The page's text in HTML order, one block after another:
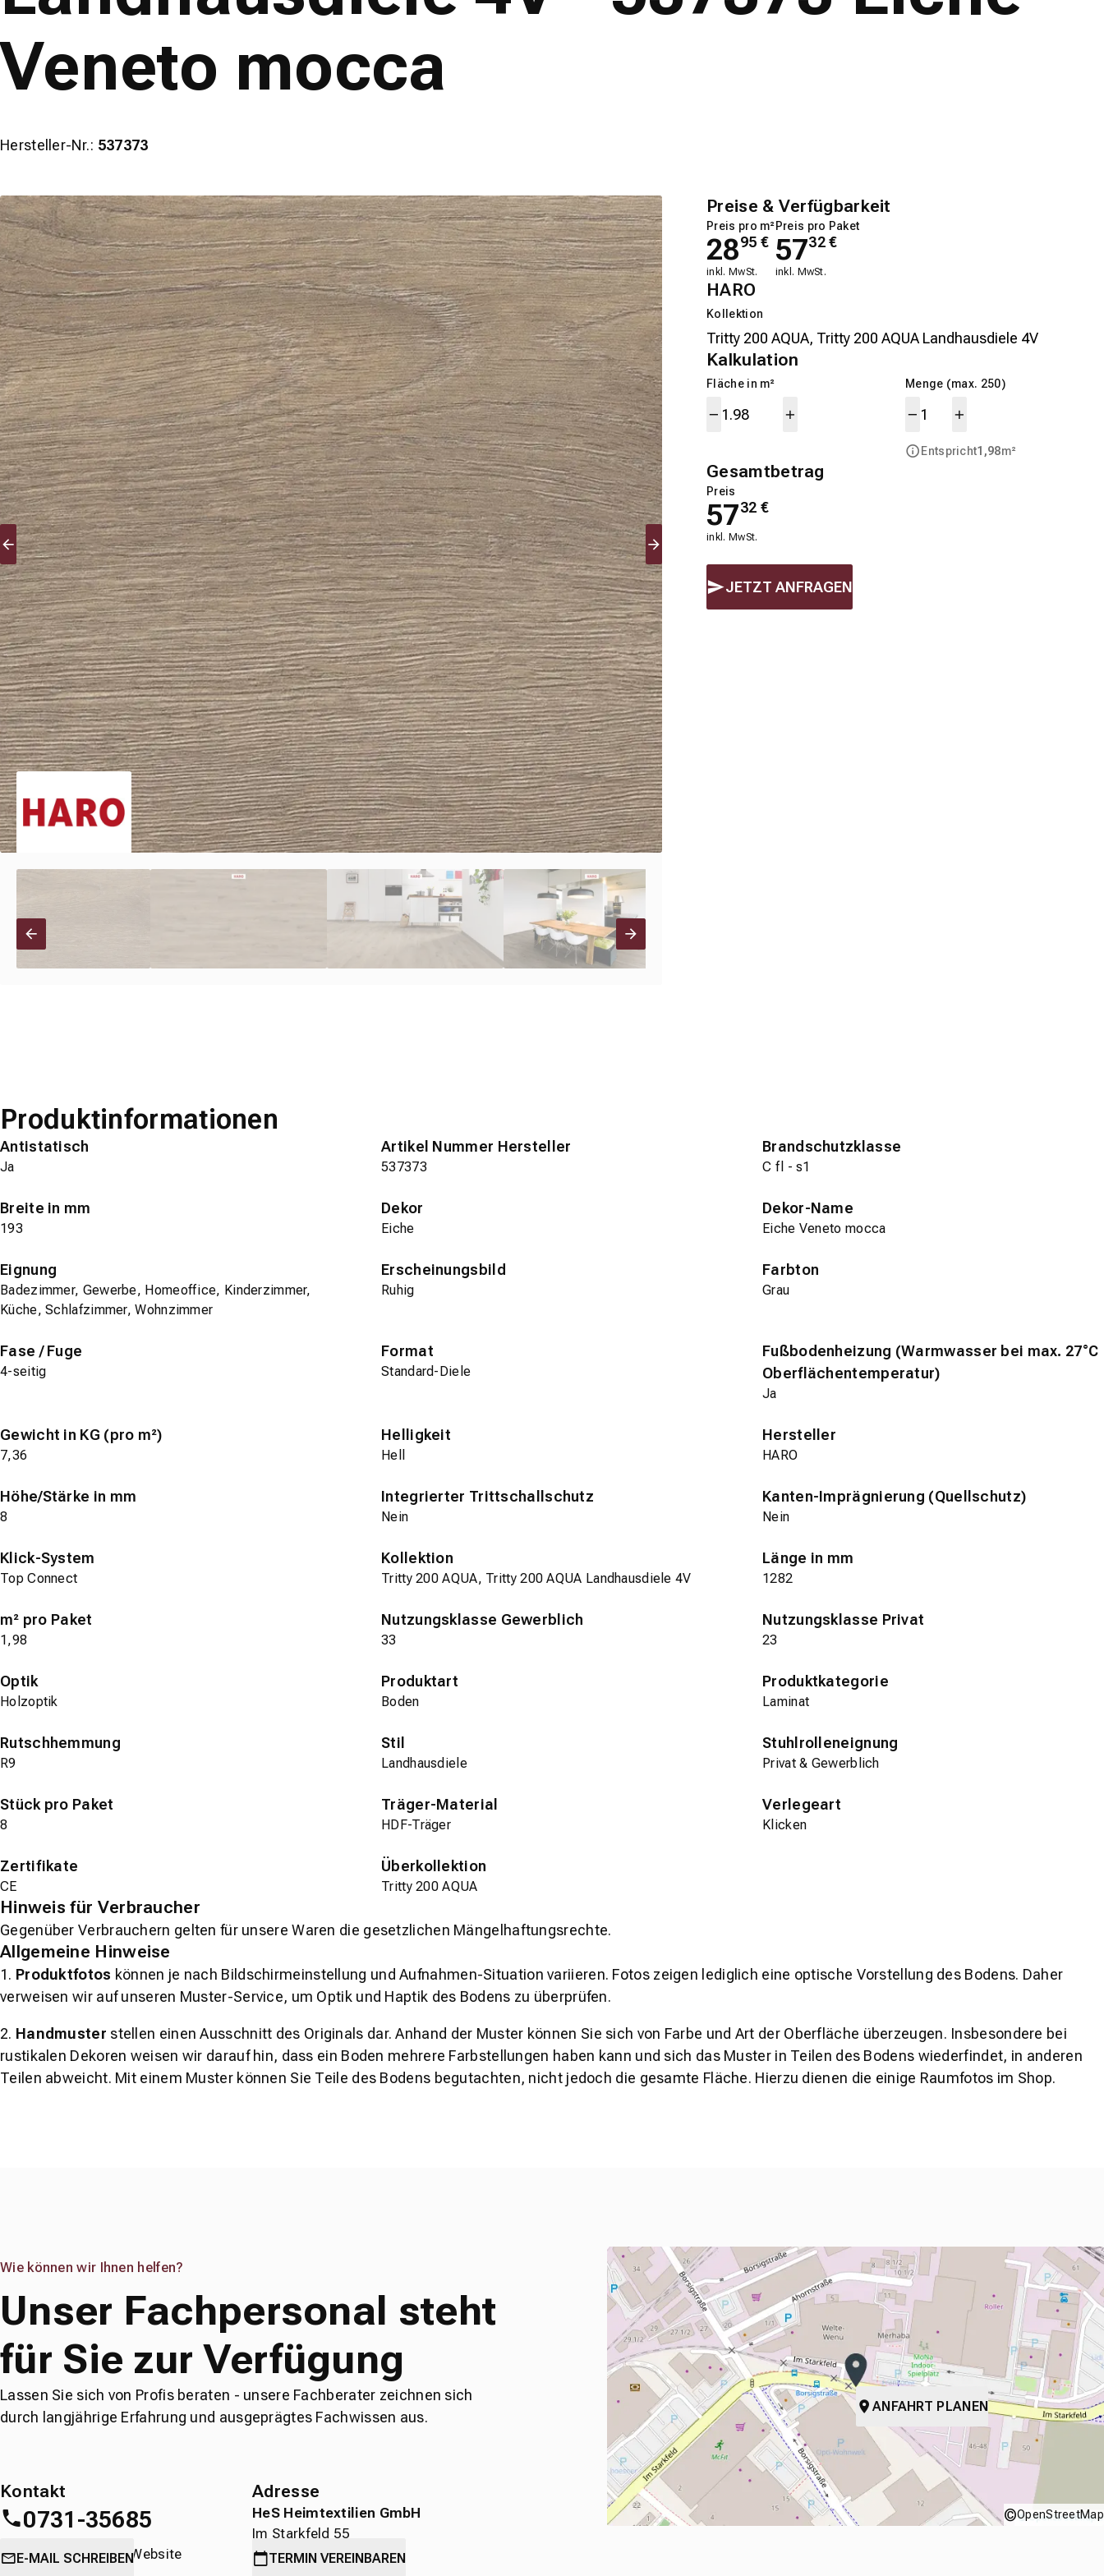
Veneto mocca
Hersteller-Nr.: 537373
Preise & Verfügbarkeit
Preis pro m²
2895 €
inkl. MwSt.
Preis pro Paket
5732€
inkl. MwSt.
HARO
Kollektion
Kalkulation
Fläche in m² Menge (max. 250)
Entspricht1,98m²
Gesamtbetrag
Preis
5732 €
inkl. MwSt.
JETZT ANFRAGEN
Produktinformationen
Antistatisch
Ja
Artikel Nummer Hersteller
537373
Brandschutzklasse
C fl - s1
Breite in mm
193
Dekor
Eiche
Dekor-Name
Eiche Veneto mocca
Eignung
Badezimmer, Gewerbe, Homeoffice, Kinderzimmer,
Küche, Schlafzimmer, Wohnzimmer
Erscheinungsbild
Ruhig
Farbton
Grau
Fase / Fuge
4-seitig
Format
Standard-Diele
Fußbodenheizung (Warmwasser bei max. 27°C
Oberflächentemperatur)
Ja
Gewicht in KG (pro m²)
7,36
Helligkeit
Hell
Hersteller
HARO
Höhe/Stärke in mm
8
Integrierter Trittschallschutz
Nein
Kanten-Imprägnierung (Quellschutz)
Nein
Klick-System
Top Connect
Kollektion
Tritty 200 AQUA, Tritty 200 AQUA Landhausdiele 4V
Länge in mm
1282
m² pro Paket
1,98
Nutzungsklasse Gewerblich
33
Nutzungsklasse Privat
23
Optik
Holzoptik
Produktart
Boden
Produktkategorie
Laminat
Rutschhemmung
R9
Stil
Landhausdiele
Stuhlrolleneignung
Privat & Gewerblich
Stück pro Paket
8
Träger-Material
HDF-Träger
Verlegeart
Klicken
Zertifikate
CE
Überkollektion
Tritty 200 AQUA
Hinweis für Verbraucher
Gegenüber Verbrauchern gelten für unsere Waren die gesetzlichen Mängelhaftungsrechte.
Allgemeine Hinweise
1. Produktfotos können je nach Bildschirmeinstellung und Aufnahmen-Situation variieren. Fotos zeigen lediglich eine optische Vorstellung des Bodens. Daher
verweisen wir auf unseren Muster-Service, um Optik und Haptik des Bodens zu überprüfen.
2. Handmuster stellen einen Ausschnitt des Originals dar. Anhand der Muster können Sie sich von Farbe und Art der Oberfläche überzeugen. Insbesondere bei
rustikalen Dekoren weisen wir darauf hin, dass ein Boden mehrere Farbstellungen haben kann und sich das Muster in Teilen des Bodens wiederfindet, in anderen
Teilen abweicht. Mit einem Muster können Sie Teile des Bodens begutachten, nicht jedoch die gesamte Fläche. Hierzu dienen die einige Raumfotos im Shop.
Wie können wir Ihnen helfen?
Unser Fachpersonal steht
für Sie zur Verfügung
Lassen Sie sich von Profis beraten - unsere Fachberater zeichnen sich
durch langjährige Erfahrung und ausgeprägtes Fachwissen aus.
Kontakt
0731-35685
oderdirekt über die Website
E-MAIL SCHREIBEN
Adresse
HeS Heimtextilien GmbH
Im Starkfeld 55
89231 Neu-Ulm
TERMIN VEREINBAREN
ANFAHRT PLANEN
©OpenStreetMap